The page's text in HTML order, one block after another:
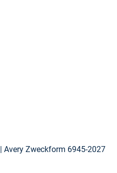
Avery Zweckform 6945-2027